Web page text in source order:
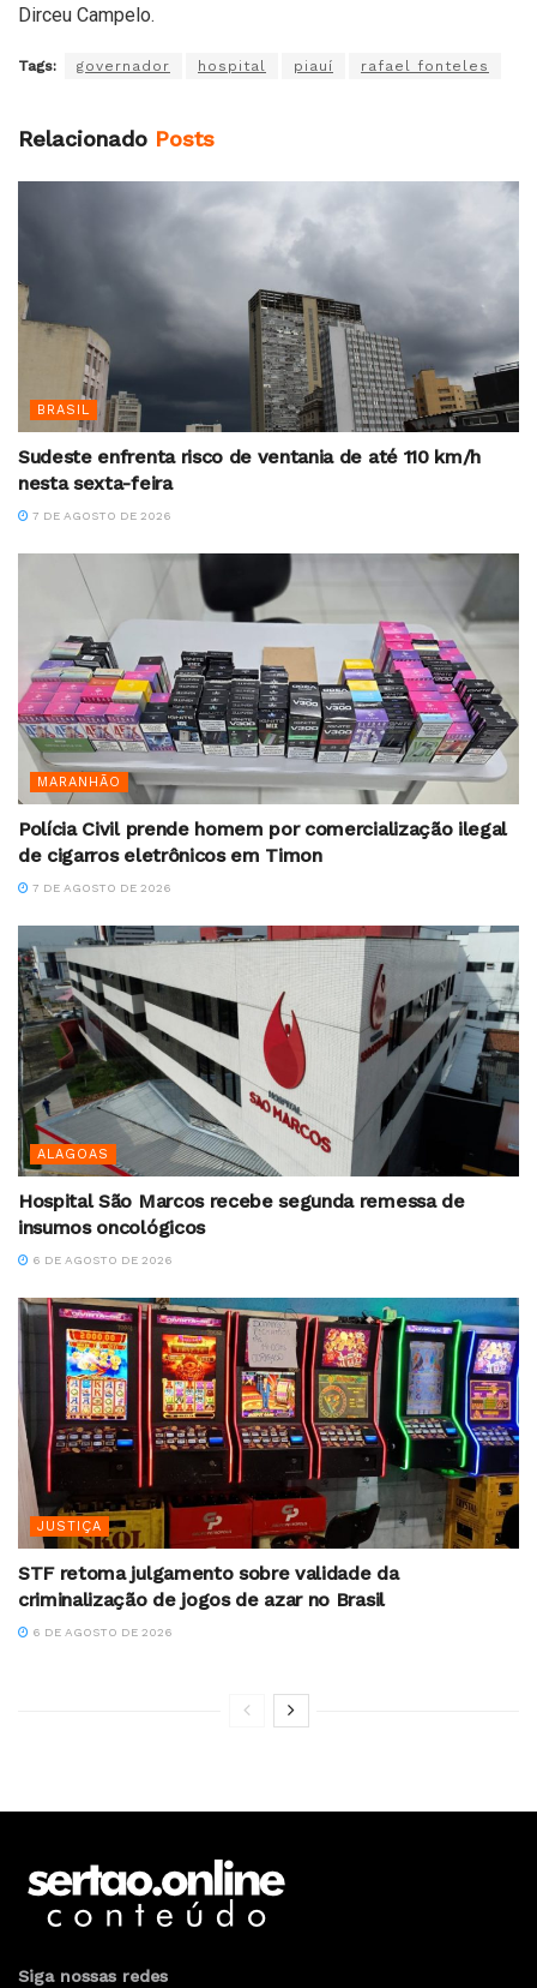
Dirceu Campelo.
Tags: governador hospital piauí rafael fonteles
Relacionado Posts
BRASIL
Sudeste enfrenta risco de ventania de até 110 km/h
nesta sexta-feira
7 DE AGOSTO DE 2026
MARANHÃO
Polícia Civil prende homem por comercialização ilegal
de cigarros eletrônicos em Timon
7 DE AGOSTO DE 2026
ALAGOAS
Hospital São Marcos recebe segunda remessa de
insumos oncológicos
6 DE AGOSTO DE 2026
JUSTIÇA
STF retoma julgamento sobre validade da
criminalização de jogos de azar no Brasil
6 DE AGOSTO DE 2026
Siga nossas redes